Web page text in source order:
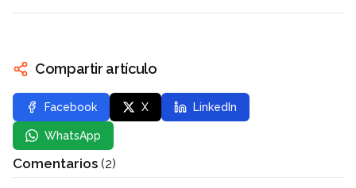
Compartir artículo
Facebook X LinkedIn
WhatsApp
Comentarios (2)